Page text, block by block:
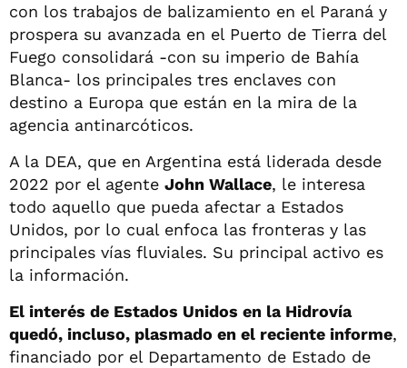
con los trabajos de balizamiento en el Paraná y
prospera su avanzada en el Puerto de Tierra del
Fuego consolidará -con su imperio de Bahía
Blanca- los principales tres enclaves con
destino a Europa que están en la mira de la
agencia antinarcóticos.
A la DEA, que en Argentina está liderada desde
2022 por el agente John Wallace, le interesa
todo aquello que pueda afectar a Estados
Unidos, por lo cual enfoca las fronteras y las
principales vías fluviales. Su principal activo es
la información.
El interés de Estados Unidos en la Hidrovía
quedó, incluso, plasmado en el reciente informe,
financiado por el Departamento de Estado de